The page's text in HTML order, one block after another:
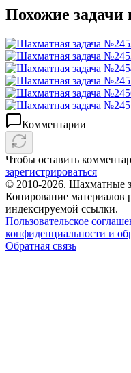
Похожие задачи
Комментарии
Чтобы оставить
зарегистрироваться
© 2010-2026. Шахматные
Копирование материалов
индексируемой ссылки.
Пользовательское
конфиденциальности и
Обратная связь